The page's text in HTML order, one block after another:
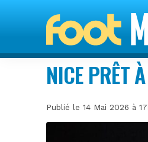
NICE PRÊT
Publié le 14 Mai 2026 à